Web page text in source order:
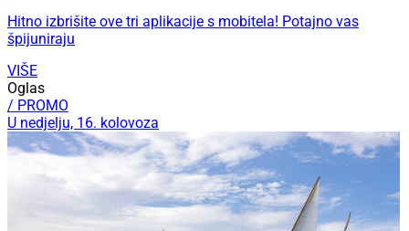
Hitno izbrišite ove tri aplikacije s mobitela! Potajno vas
špijuniraju
VIŠE
Oglas
/ PROMO
U nedjelju, 16. kolovoza